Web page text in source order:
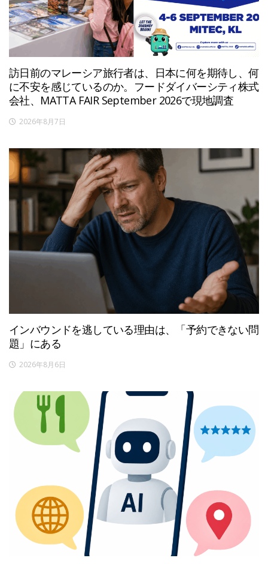
訪日前のマレーシア旅行者は、日本に何を期待し、何
に不安を感じているのか。フードダイバーシティ株式
会社、MATTA FAIR September 2026で現地調査
2026年8月7日
インバウンドを逃している理由は、「予約できない問
題」にある
2026年8月6日